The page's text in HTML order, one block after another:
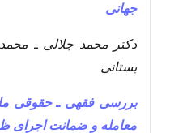
جهانی
دکتر محمد جلالی ـ
بستانی
بررسی فقهی ـ حقوقی
معامله و ضمانت اجرای